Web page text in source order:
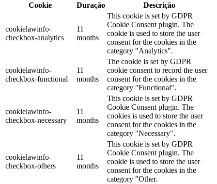
Cookie
Duração Descrição
cookielawinfo-
checkbox-analytics
11
months
This cookie is set by GDPR
Cookie Consent plugin. The
cookie is used to store the user
consent for the cookies in the
category "Analytics".
cookielawinfo-
checkbox-functional
11
months
The cookie is set by GDPR
cookie consent to record the user
consent for the cookies in the
category "Functional".
cookielawinfo-
checkbox-necessary
11
months
This cookie is set by GDPR
Cookie Consent plugin. The
cookies is used to store the user
consent for the cookies in the
category "Necessary".
cookielawinfo-
checkbox-others
11
months
This cookie is set by GDPR
Cookie Consent plugin. The
cookie is used to store the user
consent for the cookies in the
category "Other.